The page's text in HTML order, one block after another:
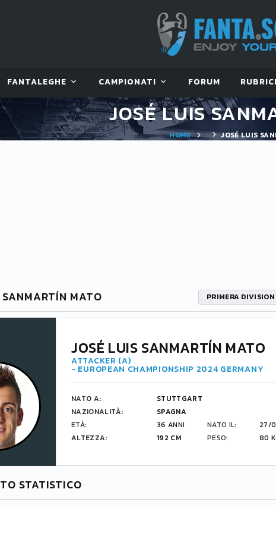
FANTALEGHE CAMPIONATI FORUM
JOSÉ LUIS
HOME JOSÉ LUIS
SANMARTÍN MATO PRIMERA
JOSÉ LUIS SANMARTÍN MATO
ATTACKER (A)
- EUROPEAN CHAMPIONSHIP 2024 GERMANY
NATO A:
STUTTGART
NAZIONALITÀ:
SPAGNA
ETÀ:
36 ANNI NATO IL:
27/
ALTEZZA:
192 CM PESO: 80
STATISTICO